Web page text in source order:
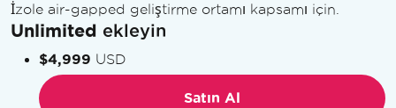
İzole air-gapped geliştirme ortamı kapsamı için.
Unlimited ekleyin
$4,999 USD
Satın Al